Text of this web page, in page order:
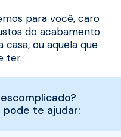
para você, caro
do acabamento
casa, ou aquela que
ter.
pode te ajudar: